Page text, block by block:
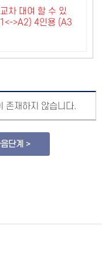
차 대여 할 수 있
>A2) 4인용 (A3
존재하지 않습니다.
음단계 >